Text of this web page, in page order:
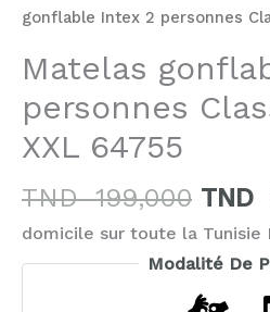
gonflable Intex 2 personnes
Matelas
personnes
XXL 64755
TND199,000 TND
domicile sur toute la Tunisie
Modalité De